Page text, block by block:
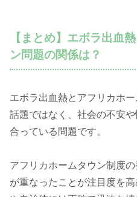
【まとめ】エボラ出血
ン問題の関係は？
エボラ出血熱とアフリカホ
話題ではなく、社会の不安
合っている問題です。
アフリカホームタウン制度
が重なったことが注目度を